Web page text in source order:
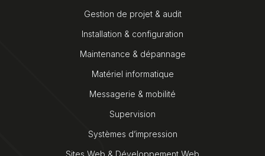
Gestion de projet & audit
Installation & configuration
Maintenance & dépannage
Matériel informatique
Messagerie & mobilité
Supervision
Systèmes d’impression